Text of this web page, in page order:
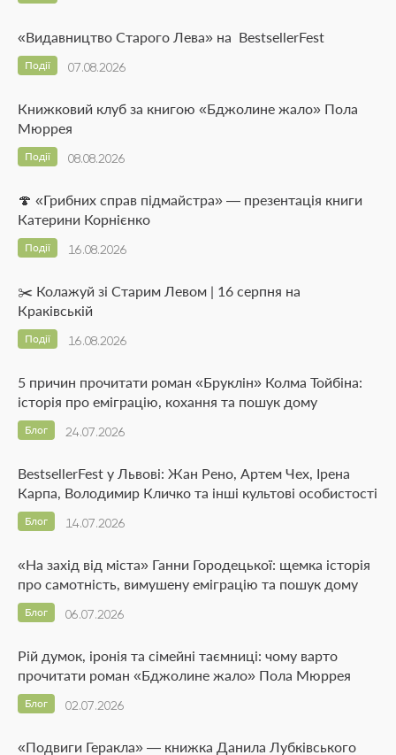
«Видавництво Старого Лева» на BestsellerFest
07.08.2026
Події
Книжковий клуб за книгою «Бджолине жало» Пола
Мюррея
08.08.2026
Події
🍄 «Грибних справ підмайстра» — презентація книги
Катерини Корнієнко
16.08.2026
Події
✂️ Колажуй зі Старим Левом | 16 серпня на
Краківській
16.08.2026
Події
5 причин прочитати роман «Бруклін» Колма Тойбіна:
історія про еміграцію, кохання та пошук дому
24.07.2026
Блог
BestsellerFest у Львові: Жан Рено, Артем Чех, Ірена
Карпа, Володимир Кличко та інші культові особистості
14.07.2026
Блог
«На захід від міста» Ганни Городецької: щемка історія
про самотність, вимушену еміграцію та пошук дому
06.07.2026
Блог
Рій думок, іронія та сімейні таємниці: чому варто
прочитати роман «Бджолине жало» Пола Мюррея
02.07.2026
Блог
«Подвиги Геракла» — книжка Данила Лубківського